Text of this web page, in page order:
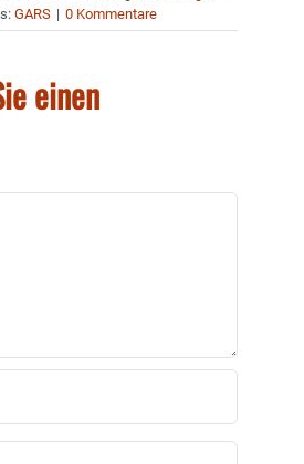
GARS | 0 Kommentare
einen